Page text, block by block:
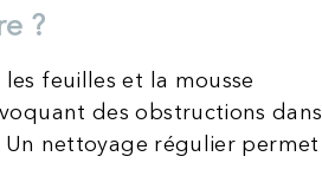
?​
feuilles et la mousse
des obstructions dans
nettoyage régulier permet